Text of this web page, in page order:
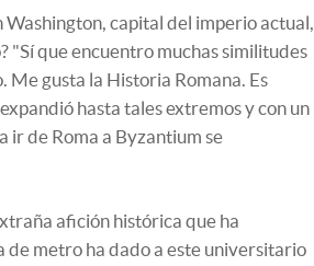
Washington, capital del imperio actual,
"Sí que encuentro muchas similitudes
Me gusta la Historia Romana. Es
hasta tales extremos y con un
ir de Roma a Byzantium se
afición histórica que ha
de metro ha dado a este universitario